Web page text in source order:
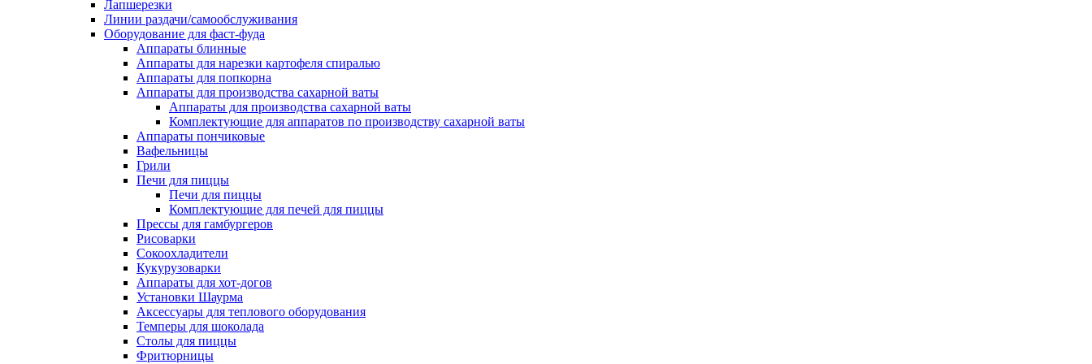
Лапшерезки
Линии раздачи/самообслуживания
Оборудование для фаст-фуда
Аппараты блинные
Аппараты для нарезки картофеля спиралью
Аппараты для попкорна
Аппараты для производства сахарной ваты
Аппараты для производства сахарной ваты
Комплектующие для аппаратов по производству сахарной ваты
Аппараты пончиковые
Вафельницы
Грили
Печи для пиццы
Печи для пиццы
Комплектующие для печей для пиццы
Прессы для гамбургеров
Рисоварки
Сокоохладители
Кукурузоварки
Аппараты для хот-догов
Установки Шаурма
Аксессуары для теплового оборудования
Темперы для шоколада
Столы для пиццы
Фритюрницы